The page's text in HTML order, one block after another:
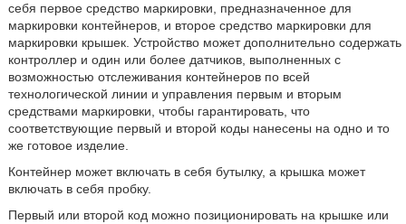
себя первое средство маркировки, предназначенное для
маркировки контейнеров, и второе средство маркировки для
маркировки крышек. Устройство может дополнительно содержать
контроллер и один или более датчиков, выполненных с
возможностью отслеживания контейнеров по всей
технологической линии и управления первым и вторым
средствами маркировки, чтобы гарантировать, что
соответствующие первый и второй коды нанесены на одно и то
же готовое изделие.
Контейнер может включать в себя бутылку, а крышка может
включать в себя пробку.
Первый или второй код можно позиционировать на крышке или